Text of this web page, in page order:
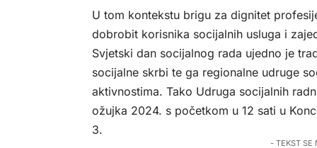
U tom kontekstu brigu za dignitet
dobrobit korisnika socijalnih usluga i
Svjetski dan socijalnog rada ujedno je
socijalne skrbi te ga regionalne udruge
aktivnostima. Tako Udruga socijalnih
ožujka 2024. s početkom u 12 sati u
3.
- TEKST SE